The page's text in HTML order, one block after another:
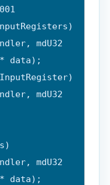
mdU32
data);
mdU32
mdU32
data);